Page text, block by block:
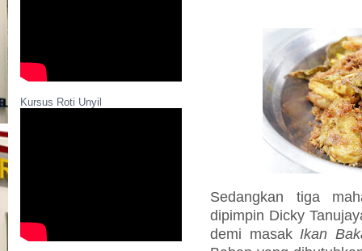
Kursus Roti Unyil
Sedangkan tiga
dipimpin Dicky
demi masak Ikan